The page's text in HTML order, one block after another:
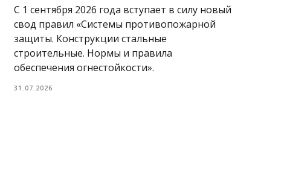
С 1 сентября 2026 года вступает в силу новый
свод правил «Системы противопожарной
защиты. Конструкции стальные
строительные. Нормы и правила
обеспечения огнестойкости».
31.07.2026